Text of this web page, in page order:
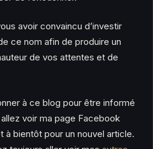
avoir convaincu d’investir
ce nom afin de produire un
de vos attentes et de
à ce blog pour être informé
voir ma page Facebook
à bientôt pour un nouvel article.